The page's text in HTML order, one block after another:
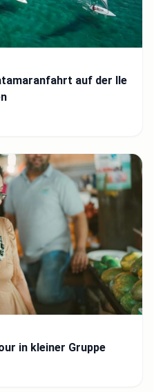
auf der Ile
in kleiner Gruppe